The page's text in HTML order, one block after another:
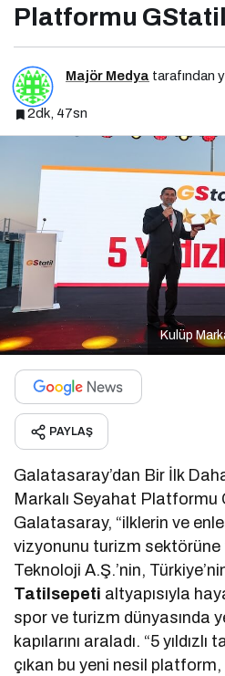
Platformu GStatil
Majör Medya tarafından
2dk, 47sn
Kulüp
PAYLAŞ
Galatasaray’dan Bir İlk
Markalı Seyahat Platformu
Galatasaray, “ilklerin ve
vizyonunu turizm sektörüne
Teknoloji A.Ş.’nin,
Tatilsepeti altyapısıyla
spor ve turizm dünyasında
kapılarını araladı. “5
çıkan bu yeni nesil